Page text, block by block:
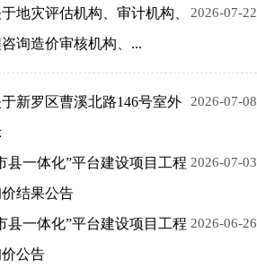
2026-07-22
地灾评估机构、审计机构、
询造价审核机构、...
2026-07-08
新罗区曹溪北路146号室外
2026-07-03
县一体化”平台建设项目工程
结果公告
2026-06-26
县一体化”平台建设项目工程
公告